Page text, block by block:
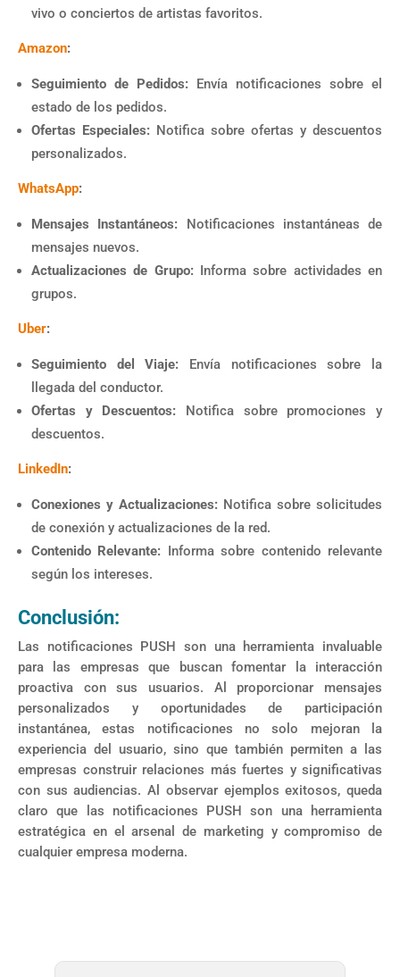
vivo o conciertos de artistas favoritos.
Amazon:
Seguimiento de Pedidos: Envía notificaciones sobre el
estado de los pedidos.
Ofertas Especiales: Notifica sobre ofertas y descuentos
personalizados.
WhatsApp:
Mensajes Instantáneos: Notificaciones instantáneas de
mensajes nuevos.
Actualizaciones de Grupo:Informa sobre actividades en
grupos.
Uber:
Seguimiento del Viaje: Envía notificaciones sobre la
llegada del conductor.
Ofertas y Descuentos: Notifica sobre promociones y
descuentos.
LinkedIn:
Conexiones y Actualizaciones: Notifica sobre solicitudes
de conexión y actualizaciones de la red.
Contenido Relevante: Informa sobre contenido relevante
según los intereses.
Conclusión:
Las notificaciones PUSH son una herramienta invaluable
para las empresas que buscan fomentar la interacción
proactiva con sus usuarios. Al proporcionar mensajes
personalizados y oportunidades de participación
instantánea, estas notificaciones no solo mejoran la
experiencia del usuario, sino que también permiten a las
empresas construir relaciones más fuertes y significativas
con sus audiencias. Al observar ejemplos exitosos, queda
claro que las notificaciones PUSH son una herramienta
estratégica en el arsenal de marketing y compromiso de
cualquier empresa moderna.